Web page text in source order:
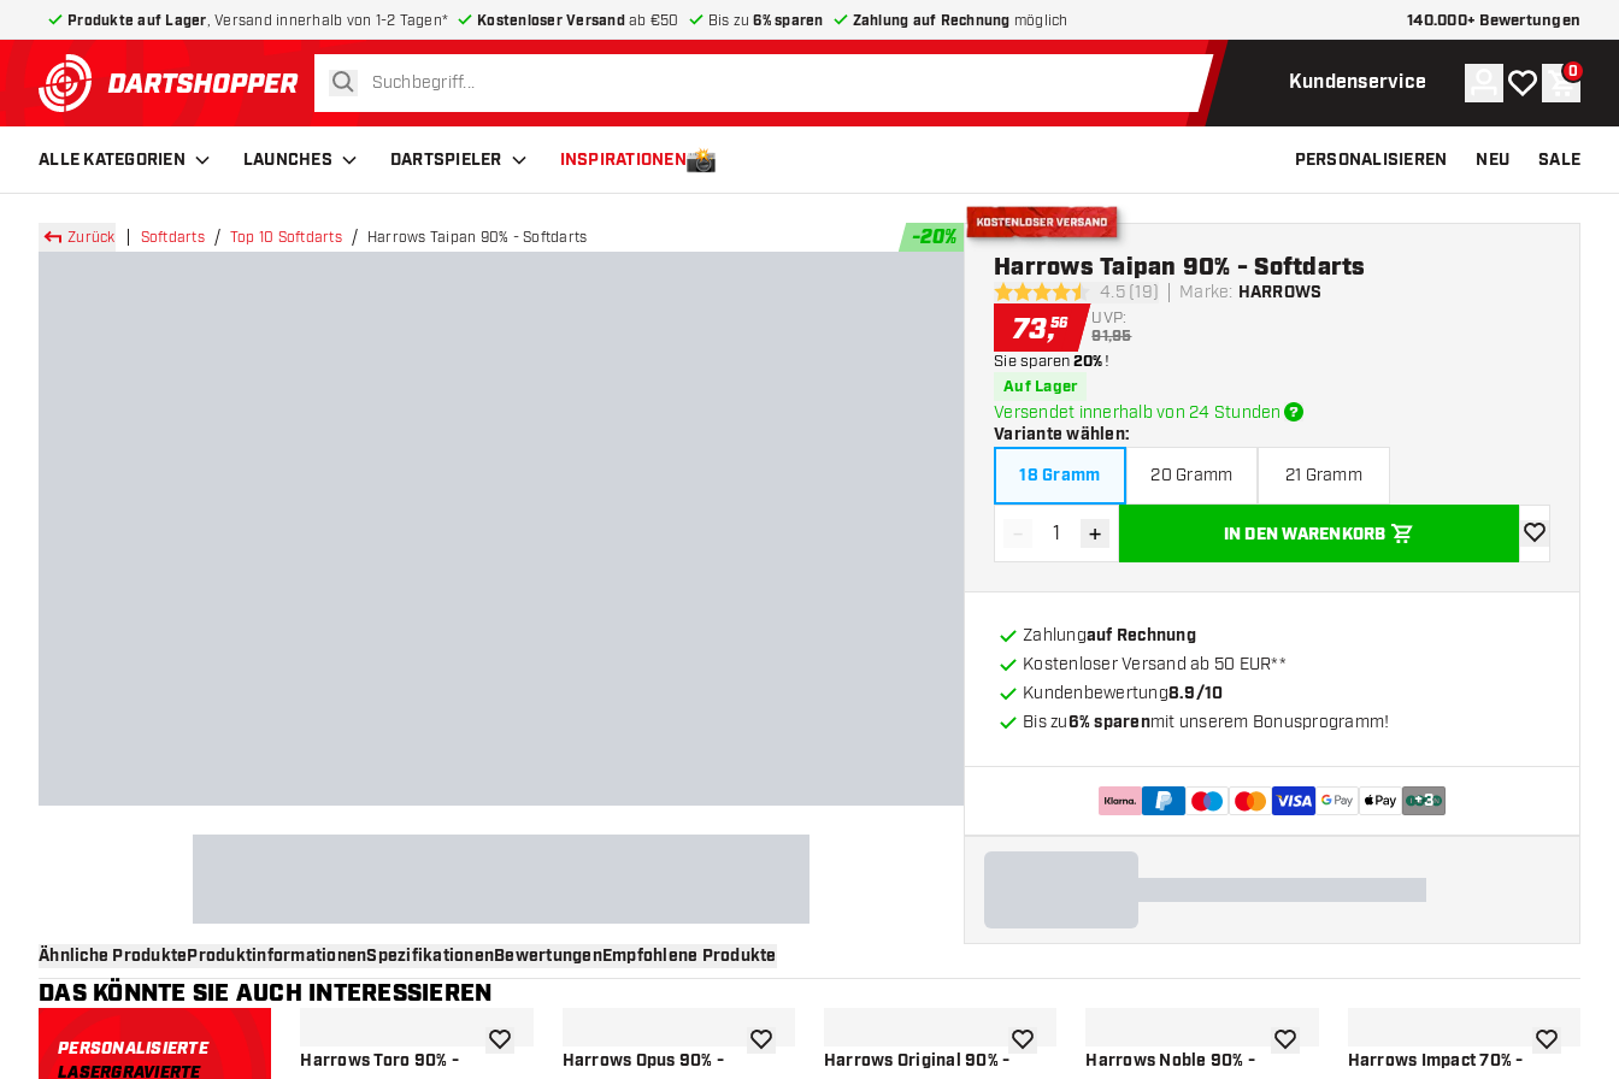
Produkte auf Lager , Versand innerhalb von 1-2 Tagen* Kostenloser Versandab €50 Bis zu6% sparen Zahlung auf Rechnung möglich 140.000+ Bewertungen
zurück zur Startseite
suchen Kundenservice Konto
Meine 0
ALLE KATEGORIEN LAUNCHES DARTSPIELER INSPIRATIONEN PERSONALISIEREN NEU SALE
Zurück Softdarts Top 10 Softdarts Harrows Taipan 90% - Softdarts -20%
Kostenloser Versand
4.5 Bewertungssterne
4.5 (19) Marke: HARROWS
Harrows Taipan 90% - Softdarts
73,56 UVP:
91,95
Sie sparen20%!
Auf Lager
Versendet innerhalb von 24 Stunden
Variante wählen:
18 Gramm
20 Gramm 21 Gramm
Menge verringern
- Menge erhöhen
+ IN DEN WARENKORB
Zur
Zahlungauf Rechnung
Kostenloser Versand ab 50 EUR**
Kundenbewertung8.9/10
Bis zu6% sparenmit unserem Bonusprogramm!
+3
Ähnliche ProdukteProduktinformationenSpezifikationenBewertungenEmpfohlene Produkte
DAS KÖNNTE SIE AUCH INTERESSIEREN
PERSONALISIERTE
LASERGRAVIERTE
Harrows Toro 90% -
Zur Wunschliste hinzufügen
Harrows Opus 90% -
Zur Wunschliste hinzufügen
Harrows Original 90% - Zur Wunschliste hinzufügen
Harrows Noble 90% -
Zur Wunschliste hinzufügen
Harrows Impact 70% -
Zur